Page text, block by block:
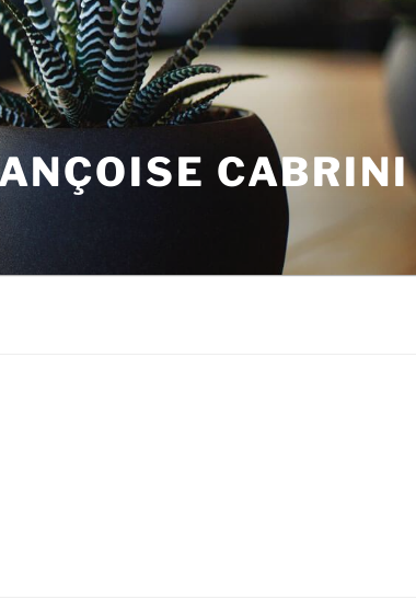
CABRINI